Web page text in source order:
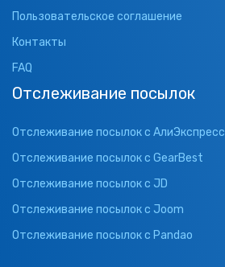
Пользовательское соглашение
Контакты
FAQ
Отслеживание посылок
Отслеживание посылок с АлиЭкспресс
Отслеживание посылок с GearBest
Отслеживание посылок с JD
Отслеживание посылок с Joom
Отслеживание посылок с Pandao